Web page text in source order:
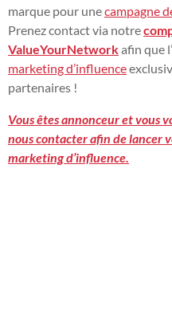
marque pour unecampagne
Prenez contact via notre
ValueYourNetworkafin que
marketing d’influence
partenaires !
Vous êtes annonceur et vous
nous contacter afin de lancer
marketing d’influence.